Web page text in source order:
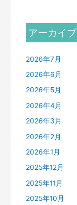
アーカイブ
2026年7月
2026年6月
2026年5月
2026年4月
2026年3月
2026年2月
2026年1月
2025年12月
2025年11月
2025年10月